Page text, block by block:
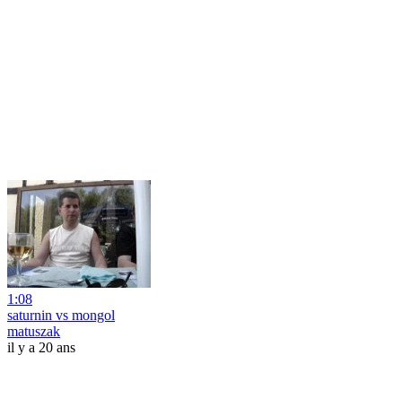
1:08
saturnin vs mongol
matuszak
il y a 20 ans